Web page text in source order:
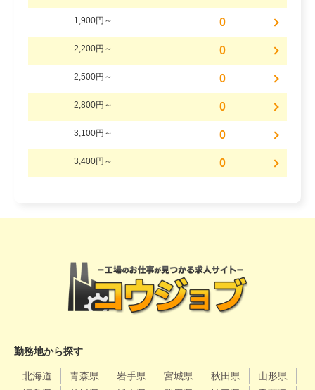
1,900円～ 0
2,200円～ 0
2,500円～ 0
2,800円～ 0
3,100円～ 0
3,400円～ 0
勤務地から探す
北海道 青森県 岩手県 宮城県 秋田県
山形県